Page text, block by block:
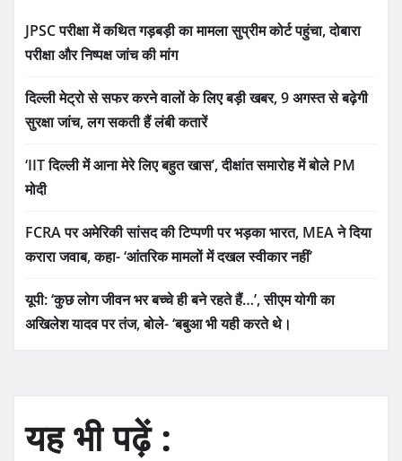
JPSC परीक्षा में कथित गड़बड़ी का मामला सुप्रीम कोर्ट पहुंचा, दोबारा
परीक्षा और निष्पक्ष जांच की मांग
दिल्ली मेट्रो से सफर करने वालों के लिए बड़ी खबर, 9 अगस्त से बढ़ेगी
सुरक्षा जांच, लग सकती हैं लंबी कतारें
‘IIT दिल्ली में आना मेरे लिए बहुत खास’, दीक्षांत समारोह में बोले PM
मोदी
FCRA पर अमेरिकी सांसद की टिप्पणी पर भड़का भारत, MEA ने दिया
करारा जवाब, कहा- ‘आंतरिक मामलों में दखल स्वीकार नहीं’
यूपी: ‘कुछ लोग जीवन भर बच्चे ही बने रहते हैं…’, सीएम योगी का
अखिलेश यादव पर तंज, बोले- ‘बबुआ भी यही करते थे।
यह भी पढ़ें :